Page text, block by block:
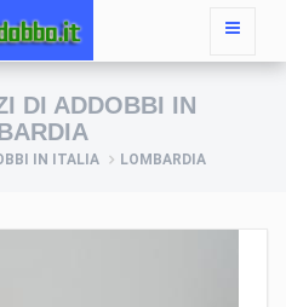
DI ADDOBBI IN
IN ITALIA LOMBARDIA